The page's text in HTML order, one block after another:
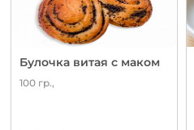
Булочка витая с маком
100 гр.,